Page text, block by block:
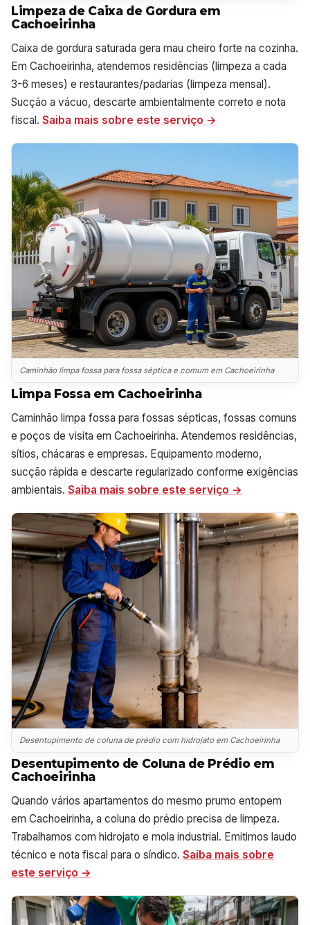
Limpeza de Caixa de Gordura em
Cachoeirinha
Caixa de gordura saturada gera mau cheiro forte na cozinha.
Em Cachoeirinha, atendemos residências (limpeza a cada
3-6 meses) e restaurantes/padarias (limpeza mensal).
Sucção a vácuo, descarte ambientalmente correto e nota
fiscal. Saiba mais sobre este serviço →
Caminhão limpa fossa para fossa séptica e comum em Cachoeirinha
Limpa Fossa em Cachoeirinha
Caminhão limpa fossa para fossas sépticas, fossas comuns
e poços de visita em Cachoeirinha. Atendemos residências,
sítios, chácaras e empresas. Equipamento moderno,
sucção rápida e descarte regularizado conforme exigências
ambientais. Saiba mais sobre este serviço →
Desentupimento de coluna de prédio com hidrojato em Cachoeirinha
Desentupimento de Coluna de Prédio em
Cachoeirinha
Quando vários apartamentos do mesmo prumo entopem
em Cachoeirinha, a coluna do prédio precisa de limpeza.
Trabalhamos com hidrojato e mola industrial. Emitimos laudo
técnico e nota fiscal para o síndico. Saiba mais sobre
este serviço →